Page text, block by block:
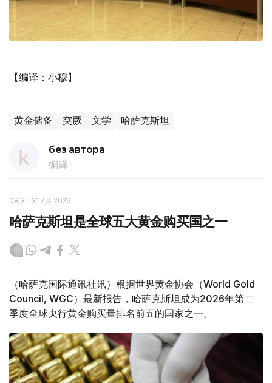
【编译：小穆】
黄金储备 突厥 文学 哈萨克斯坦
без автора
编译
08:31, 31 7月 2026
哈萨克斯坦是全球五大黄金购买国之一
（哈萨克国际通讯社讯）根据世界黄金协会（World Gold
Council, WGC）最新报告，哈萨克斯坦成为2026年第二
季度全球央行黄金购买量排名前五的国家之一。